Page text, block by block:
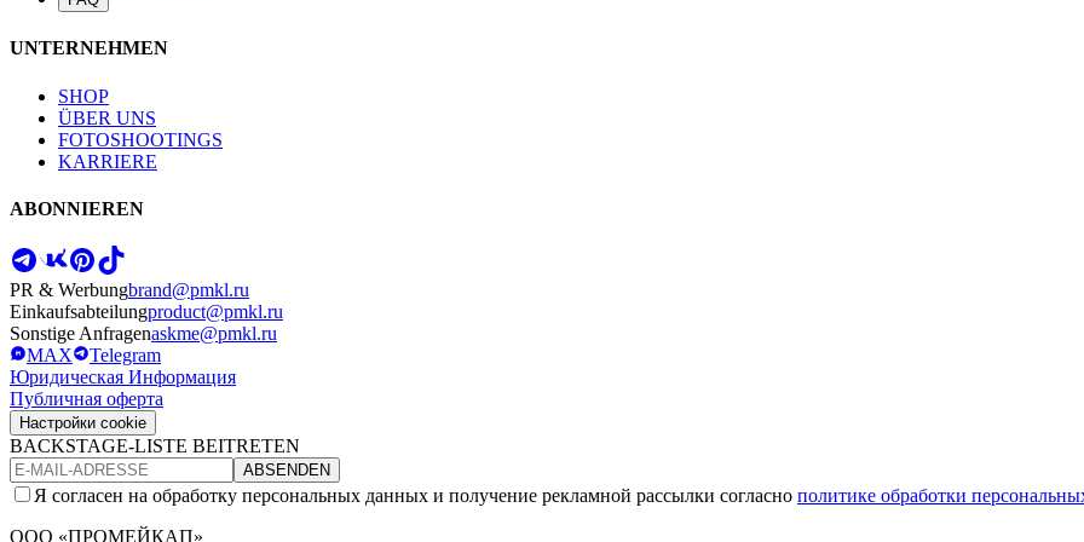
UNTERNEHMEN
SHOP
ÜBER UNS
FOTOSHOOTINGS
KARRIERE
ABONNIEREN
PR & Werbungbrand@pmkl.ru
Einkaufsabteilungproduct@pmkl.ru
Sonstige Anfragenaskme@pmkl.ru
MAX
Telegram
Юридическая Информация
Публичная оферта
Настройки cookie
BACKSTAGE-LISTE BEITRETEN
ABSENDEN
Я согласен на обработку персональных данных и получение рекламной рассылки согласно политике обработки
ООО «ПРОМЕЙКАП»